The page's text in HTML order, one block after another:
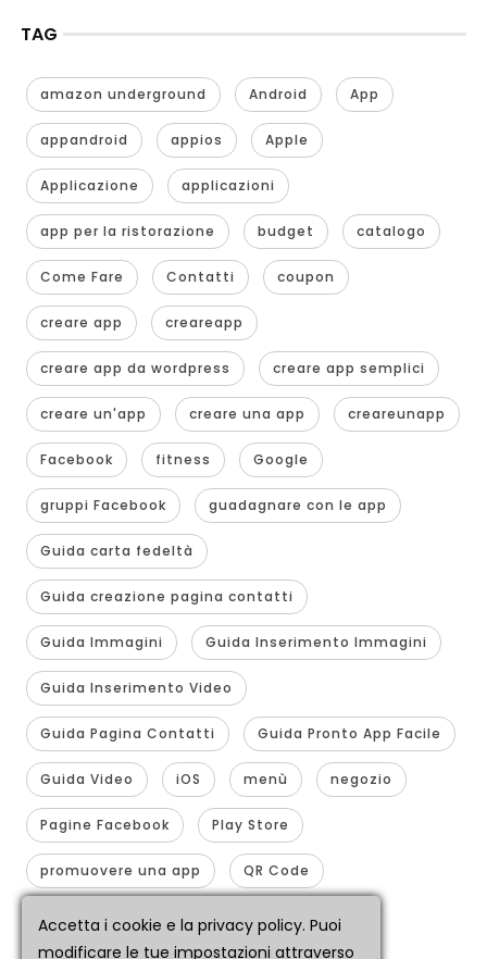
Accetta i cookie e la privacy policy. Puoi
modificare le tue impostazioni attraverso
TAG
amazon underground Android App
appandroid appios Apple
Applicazione applicazioni
app per la ristorazione budget catalogo
Come Fare Contatti coupon
creare app creareapp
creare app da wordpress creare app semplici
creare un'app creare una app creareunapp
Facebook fitness Google
gruppi Facebook guadagnare con le app
Guida carta fedeltà
Guida creazione pagina contatti
Guida Immagini Guida Inserimento Immagini
Guida Inserimento Video
Guida Pagina Contatti Guida Pronto App Facile
Guida Video iOS menù negozio
Pagine Facebook Play Store
promuovere una app QR Code
realizzare app smartphone